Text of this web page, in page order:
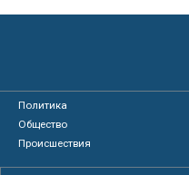
Политика
Общество
Происшествия